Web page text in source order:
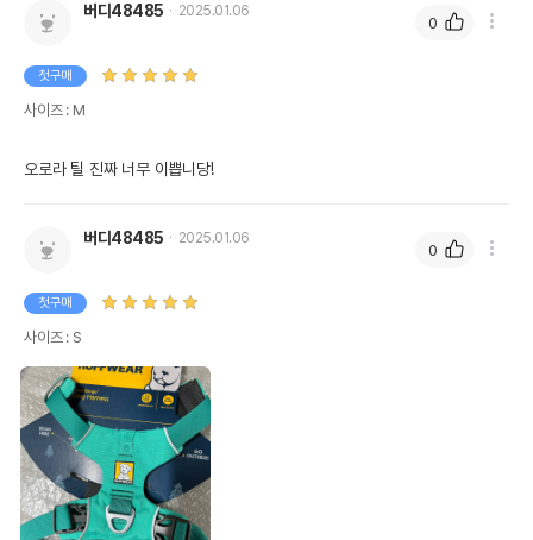
버디48485 2025.01.06
첫구매
사이즈 : M
오로라 틸 진짜 너무 이쁩니당!
0
버디48485 2025.01.06
첫구매
사이즈 : S
0